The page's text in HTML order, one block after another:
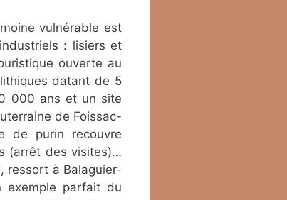
vulnérable est
: lisiers et
ouverte au
datant de 5
000 ans et un site
de Foissac-
de purin recouvre
(arrêt des visites)…
ressort à Balaguier-
exemple parfait du